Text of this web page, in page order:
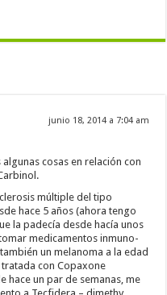
junio 18, 2014 a 7:04 am
cosas en relación con
múltiple del tipo
hace 5 años (ahora tengo
la padecía desde hacía unos
medicamentos inmuno-
un melanoma a la edad
con Copaxone
hace un par de semanas, me